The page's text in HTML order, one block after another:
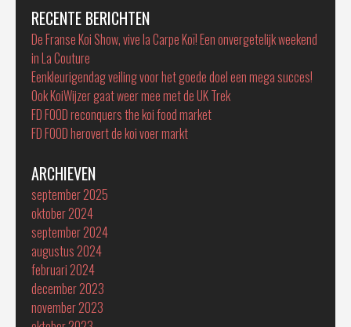
RECENTE BERICHTEN
De Franse Koi Show, vive la Carpe Koï! Een onvergetelijk weekend
in La Couture
Eenkleurigendag veiling voor het goede doel een mega succes!
Ook KoiWijzer gaat weer mee met de UK Trek
FD FOOD reconquers the koi food market
FD FOOD herovert de koi voer markt
ARCHIEVEN
september 2025
oktober 2024
september 2024
augustus 2024
februari 2024
december 2023
november 2023